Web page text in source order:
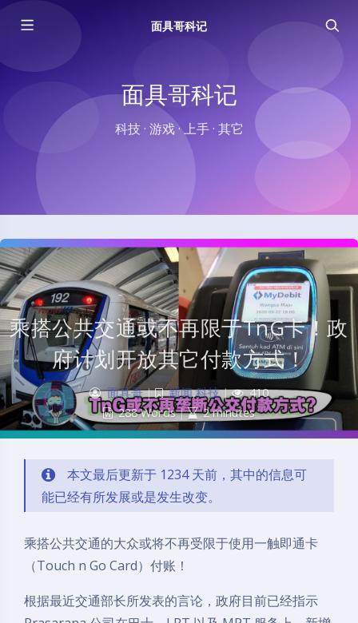
面具哥科记
面具哥科记
科技 · 游戏 · 上手 · 其它
乘搭公共交通或不再限于TnG卡！政
府计划开放其它付款方式！
面具哥| 新闻,科技|
410
288 Words| 2 minutes
本文最后更新于 1234 天前，其中的信息可
能已经有所发展或是发生改变。
乘搭公共交通的大众或将不再受限于使用一触即通卡
（Touch n Go Card）付账！
根据最近交通部长所发表的言论，政府目前已经指示